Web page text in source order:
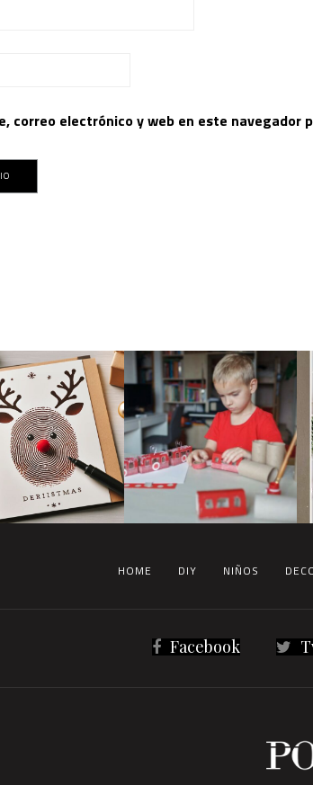
correo electrónico y web en este navegador
HOME DIY NIÑOS
Facebook